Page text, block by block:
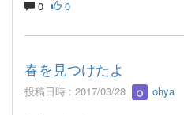
0 0
春を見つけたよ
投稿日時 : 2017/03/28 ohya